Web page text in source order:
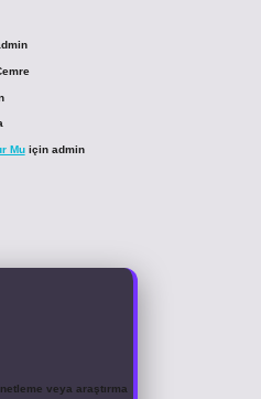
Muiçin admin
veya araştırma